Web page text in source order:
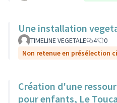
Une installation
TIMELINE VEGETALE 4
0
Non retenue en présélection
Création d'une
pour enfants, Le